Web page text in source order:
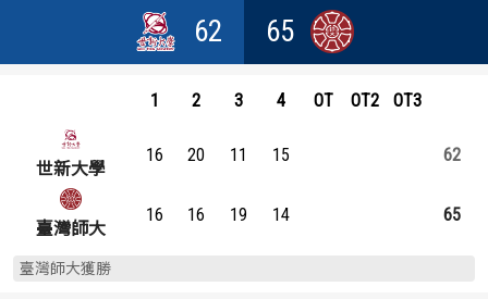
戰績排行
球隊資訊
選手資訊
數據統計
戰績排行
球隊資訊
選手資訊
數據統計
62 65
1 2 3 4 OT OT2 OT3
世新大學
16 20 11 15 62
65
16 16 19 14
臺灣師大
臺灣師大獲勝